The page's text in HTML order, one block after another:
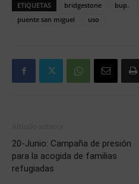
ETIQUETAS bridgestone bup.
puente san miguel
uso
20-Junio: Campaña de presión
para la acogida de familias
refugiadas